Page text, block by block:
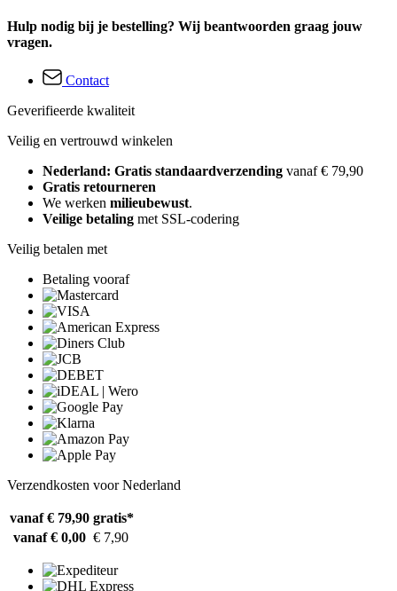
Hulp nodig bij je bestelling? Wij beantwoorden graag jouw
vragen.
Contact
Geverifieerde kwaliteit
Veilig en vertrouwd winkelen
Nederland: Gratis standaardverzending vanaf € 79,90
Gratis retourneren
We werken milieubewust.
Veilige betaling met SSL-codering
Veilig betalen met
Betaling vooraf
Verzendkosten voor Nederland
vanaf € 79,90 gratis*
vanaf € 0,00 € 7,90